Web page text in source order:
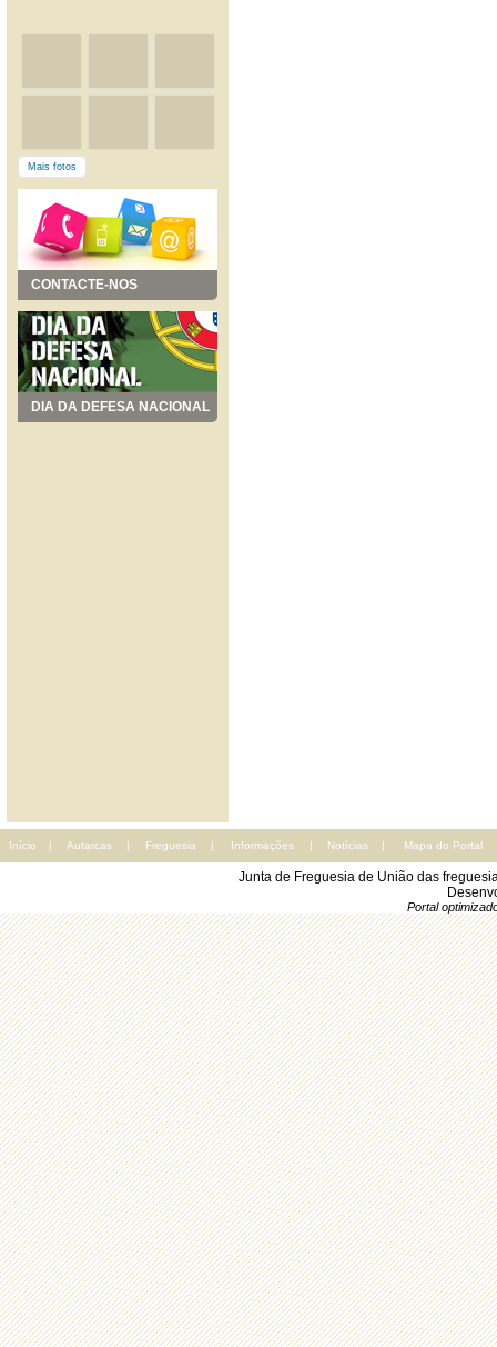
Mais fotos
CONTACTE-NOS
DIA DA DEFESA NACIONAL
Início | Autarcas | Freguesia | Informações | Notícias | Mapa do Portal
Junta de Freguesia de União das
Portal